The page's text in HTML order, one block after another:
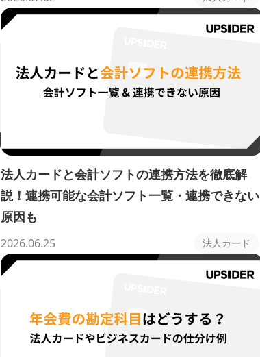
法人カードと会計ソフトの連携方法を徹底解
説！連携可能な会計ソフト一覧・連携できない
原因も
2026.06.25 法人カード